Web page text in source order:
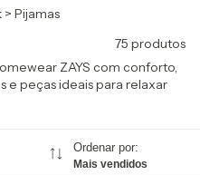
> Pijamas
75 produtos
ZAYS com conforto,
e peças ideais para relaxar
Ordenar por:
Mais vendidos